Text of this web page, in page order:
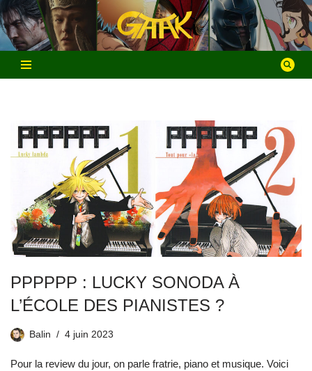
Aller
au
contenu
PPPPPP : LUCKY SONODA À
L’ÉCOLE DES PIANISTES ?
Balin 4 juin 2023
Pour la review du jour, on parle fratrie, piano et musique. Voici